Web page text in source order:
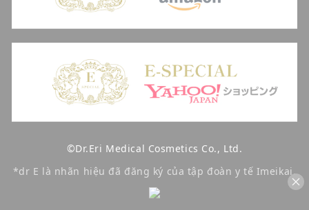
©Dr.Eri Medical Cosmetics Co., Ltd.
*dr E là nhãn hiệu đã đăng ký của tập đoàn y tế Imeikai.